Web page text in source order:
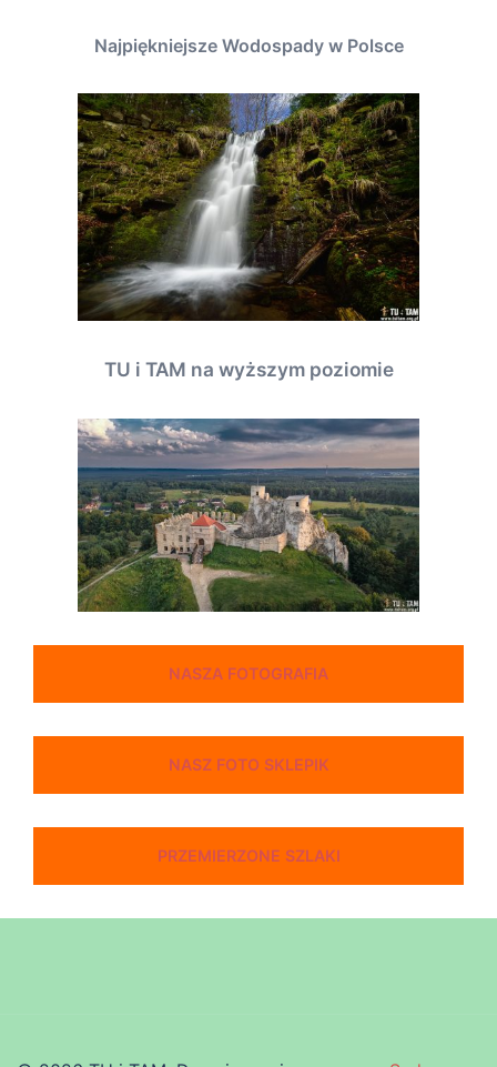
Najpiękniejsze Wodospady w Polsce
TU i TAM na wyższym poziomie
NASZA FOTOGRAFIA
NASZ FOTO SKLEPIK
PRZEMIERZONE SZLAKI